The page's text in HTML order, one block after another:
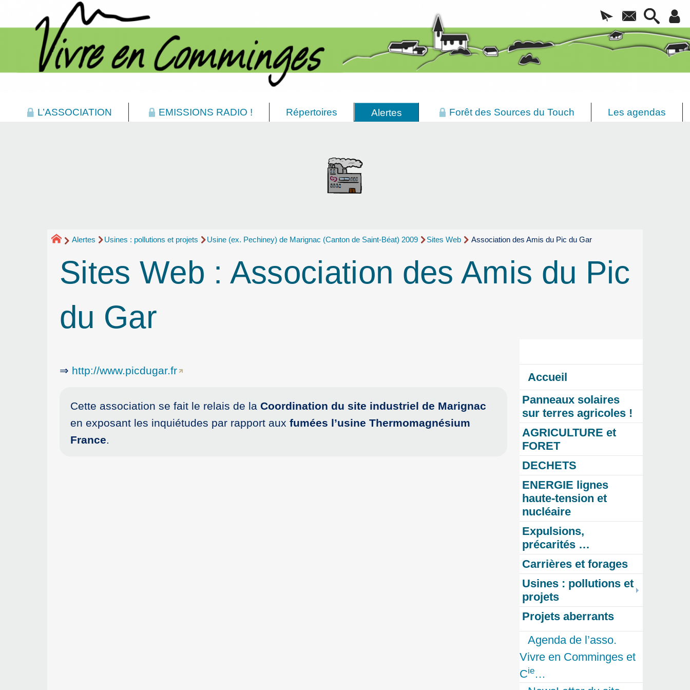
L’ASSOCIATION EMISSIONS RADIO ! Répertoires Alertes Forêt des Sources du Touch Les agendas
Alertes Usines : pollutions et projets Usine (ex. Pechiney) de Marignac (Canton de Saint-Béat) 2009 Sites Web Association des Amis du Pic du Gar
Sites Web : Association des Amis du Pic
du Gar
⇒ http://www.picdugar.fr
Cette association se fait le relais de la Coordination du site industriel de Marignac
en exposant les inquiétudes par rapport aux fumées l’usine Thermomagnésium
France.
Accueil
Panneaux solaires
sur terres agricoles !
AGRICULTURE et
FORET
DECHETS
ENERGIE lignes
haute-tension et
nucléaire
Expulsions,
précarités …
Carrières et forages
Usines : pollutions et
projets
Projets aberrants
Agenda de l’asso.
Vivre en Comminges et
Cie…